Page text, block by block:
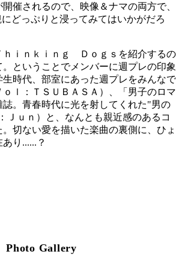
催されるので、映像＆ナマの両方で、
どっぷりと浸ってみてはいかがだろ
ｈｉｎｋｉｎｇ Ｄｏｇｓ を紹介するの
ということでメンバーに週プレの印象
時代、部室にあった週プレをみんなで
ｌ：ＴＳＵＢＡＳＡ）、「男子のロマ
誌。青春時代に光を射してくれた"男の
Ｊｕｎ）と、なんとも親近感のあるコ
切ない愛を描いた楽曲の裏側に、ひょ
り......？
Photo Gallery